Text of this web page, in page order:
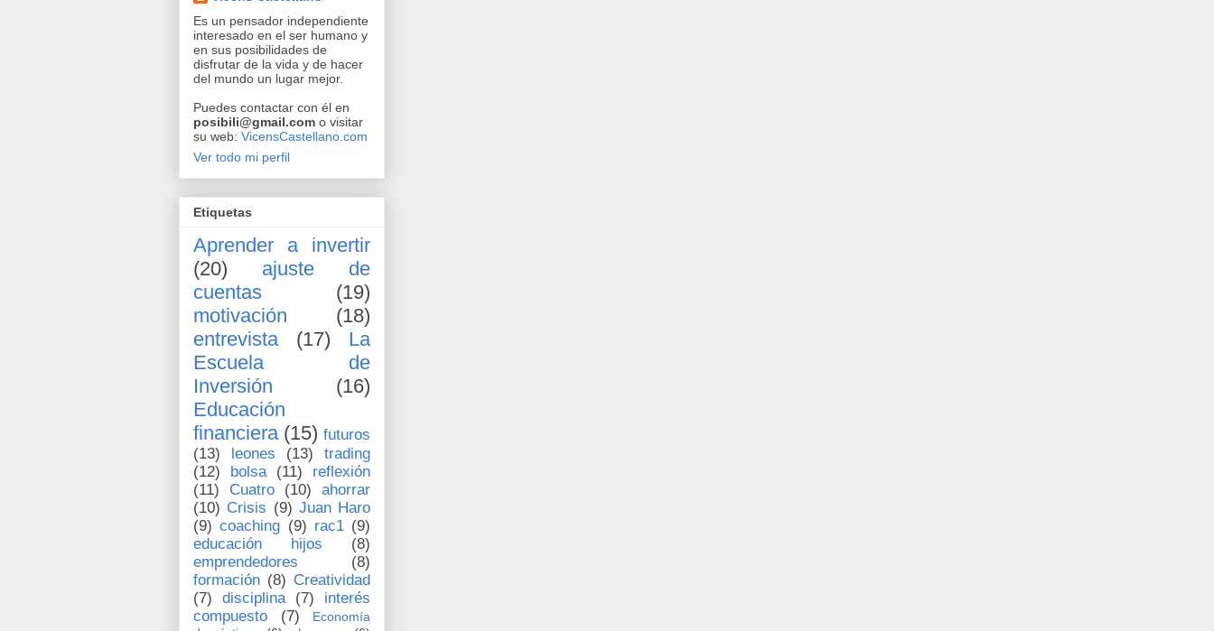
Es un pensador independiente
interesado en el ser humano y
en sus posibilidades de
disfrutar de la vida y de hacer
del mundo un lugar mejor.
Puedes contactar con él en
posibili@gmail.com o visitar
su web: VicensCastellano.com
Ver todo mi perfil
Etiquetas
Aprender a invertir
(20)
ajuste de
cuentas
(19)
motivación
(18)
entrevista
(17)
La
Escuela de
Inversión
(16)
Educación
financiera (15) futuros
(13)
leones (13)
trading
(12)
bolsa (11)
reflexión
(11)
Cuatro (10)
ahorrar
(10) Crisis (9) Juan Haro
(9) coaching (9) rac1 (9)
educación hijos
(8)
emprendedores
(8)
formación (8) Creatividad
(7)
disciplina (7)
interés
compuesto
(7)
Economía